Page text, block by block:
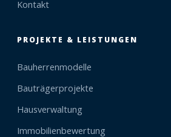
Kontakt
PROJEKTE & LEISTUNGEN
Bauherrenmodelle
Bauträgerprojekte
Hausverwaltung
Immobilienbewertung